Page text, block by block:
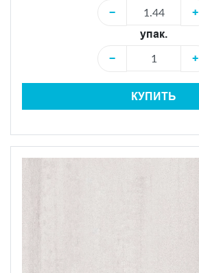
−
+
упак.
−
+
КУПИТЬ